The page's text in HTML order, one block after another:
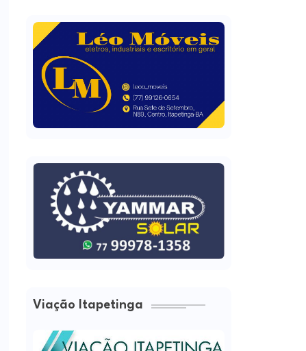
Viação Itapetinga